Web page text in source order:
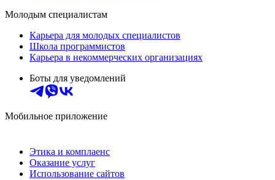
Молодым специалистам
Карьера для молодых специалистов
Школа программистов
Карьера в некоммерческих организациях
Боты для уведомлений
Мобильное приложение
Этика и комплаенс
Оказание услуг
Использование сайтов